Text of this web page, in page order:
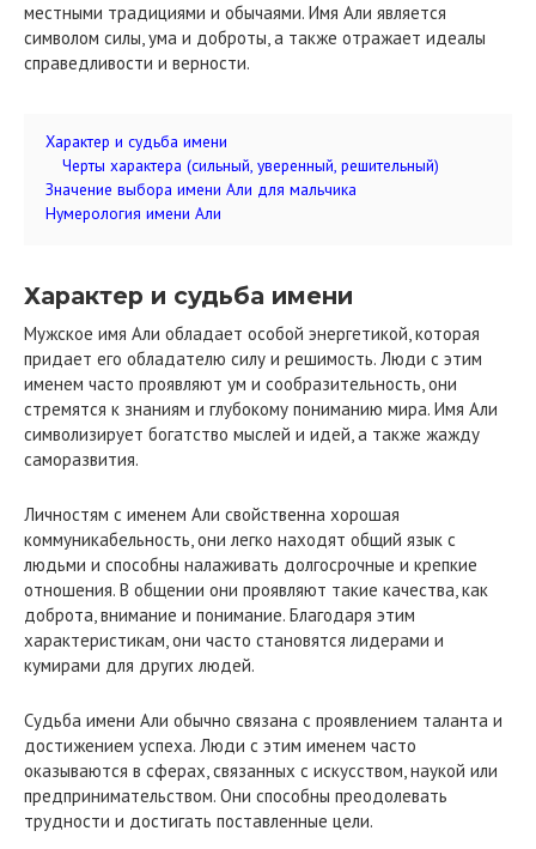
местными традициями и обычаями. Имя Али является
символом силы, ума и доброты, а также отражает идеалы
справедливости и верности.
Характер и судьба имени
Черты характера (сильный, уверенный, решительный)
Значение выбора имени Али для мальчика
Нумерология имени Али
Характер и судьба имени
Мужское имя Али обладает особой энергетикой, которая
придает его обладателю силу и решимость. Люди с этим
именем часто проявляют ум и сообразительность, они
стремятся к знаниям и глубокому пониманию мира. Имя Али
символизирует богатство мыслей и идей, а также жажду
саморазвития.
Личностям с именем Али свойственна хорошая
коммуникабельность, они легко находят общий язык с
людьми и способны налаживать долгосрочные и крепкие
отношения. В общении они проявляют такие качества, как
доброта, внимание и понимание. Благодаря этим
характеристикам, они часто становятся лидерами и
кумирами для других людей.
Судьба имени Али обычно связана с проявлением таланта и
достижением успеха. Люди с этим именем часто
оказываются в сферах, связанных с искусством, наукой или
предпринимательством. Они способны преодолевать
трудности и достигать поставленные цели.